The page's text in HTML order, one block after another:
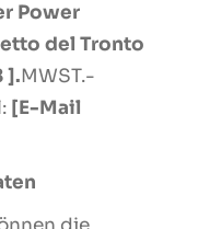
Power
del Tronto
].MWST.-
[E-Mail